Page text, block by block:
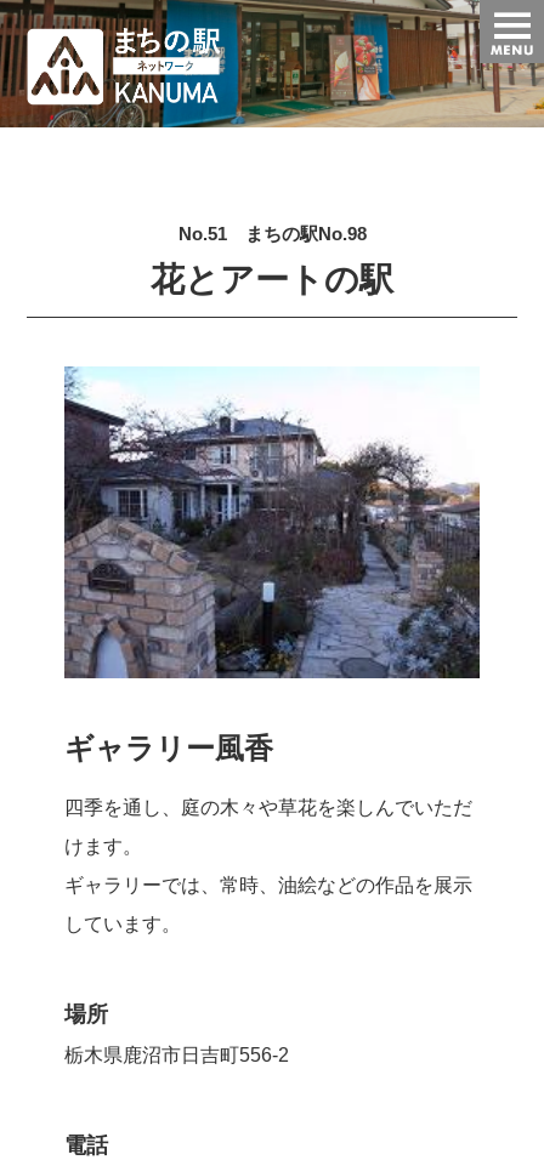
t
o
g
g
l
e
o
No.51 まちの駅No.98
花とアートの駅
ギャラリー風香
四季を通し、庭の木々や草花を楽しんでいただ
けます。
ギャラリーでは、常時、油絵などの作品を展示
しています。
場所
栃木県鹿沼市日吉町556-2
電話